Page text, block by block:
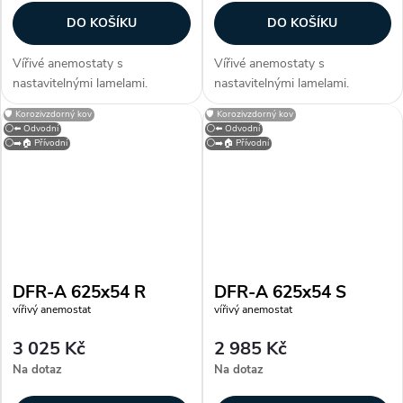
DO KOŠÍKU
Vířivé anemostaty s
nastavitelnými lamelami.
Konstrukce Anemostaty jsou
vyrobeny z galvanizovaného
plechu opatřeného bílou
DO KOŠÍKU
Vířivé anemostaty s
nastavitelnými lamelami.
Konstrukce Anemostaty jsou
vyrobeny z galvanizovaného
plechu opatřeného bílou
⚪⬅️ Odvodní
⚪➡️🏠 Přívodní
🛡️ Korozivzdorný kov
DFR-A 625x54 R
vířivý anemostat
3 025 Kč
Na dotaz
⚪⬅️ Odvodní
⚪➡️🏠 Přívodní
🛡️ Korozivzdorný kov
DFR-A 625x54 S
vířivý anemostat
2 985 Kč
Na dotaz